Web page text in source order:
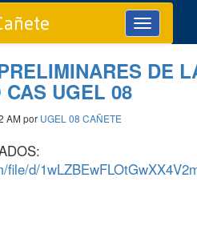
Toggle
navigation
DE
CAS UGEL 08
AM por UGEL 08 CAÑETE
file/d/